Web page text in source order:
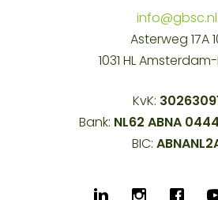
info@gbsc.nl
Asterweg 17A
1031 HL
KvK:
Bank: NL62 ABNA
BIC: